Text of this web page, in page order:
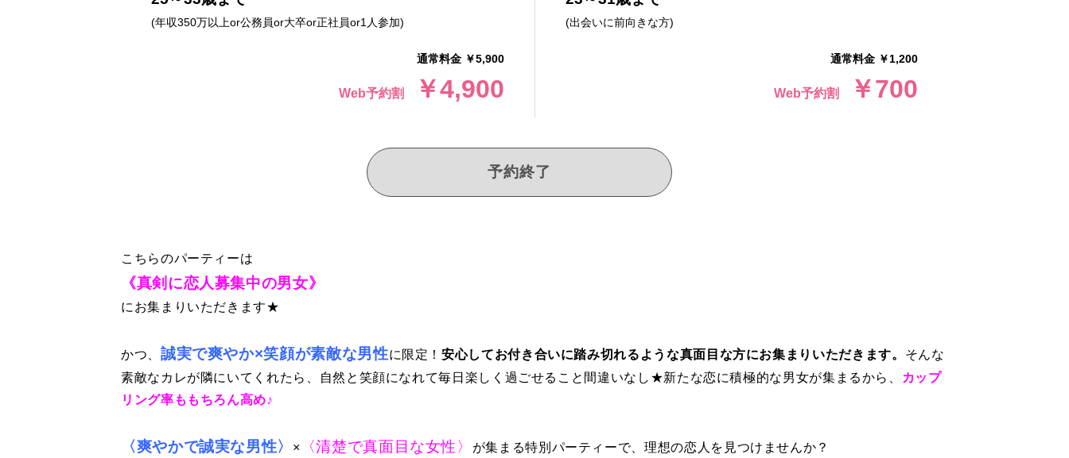
(年収350万以上or公務員or大卒or正社員or1人参加)
通常料金 ￥5,900
Web予約割 ￥4,900
(出会いに前向きな方)
通常料金 ￥1,200
Web予約割 ￥700
予約終了
こちらのパーティーは
《真剣に恋人募集中の男女》
にお集まりいただきます★
かつ、 誠実で爽やか×笑顔が素敵な男性に限定！安心してお付き合いに踏み切れるような真面目な方にお集まりいただきます。 そんな
素敵なカレが隣にいてくれたら、自然と笑顔になれて毎日楽しく過ごせること間違いなし★新たな恋に積極的な男女が集まるから、
カップ
リング率ももちろん高め♪
〈爽やかで誠実な男性〉 × 〈清楚で真面目な女性〉 が集まる特別パーティーで、理想の恋人を見つけませんか？